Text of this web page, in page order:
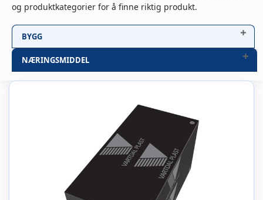
og produktkategorier for å finne riktig produkt.
BYGG
NÆRINGSMIDDEL